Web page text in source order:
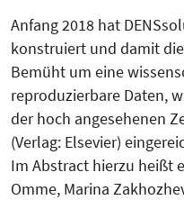
Anfang 2018 hat
konstruiert und damit
Bemüht um eine
reproduzierbare Da­ten,
der hoch angesehenen
(Verlag: Elsevier)
Im Abstract hierzu heißt
Omme, Marina